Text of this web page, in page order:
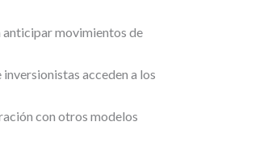
anticipar movimientos de
acceden a los
con otros modelos